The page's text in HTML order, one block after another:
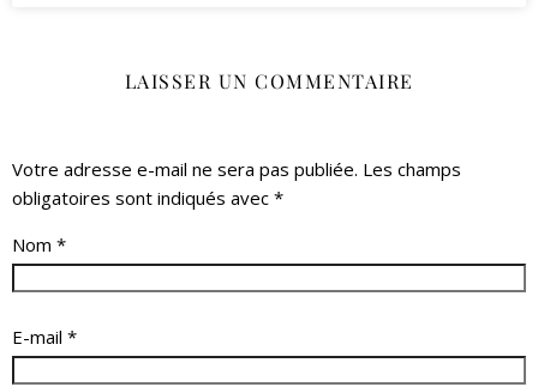
LAISSER UN COMMENTAIRE
Votre adresse e-mail ne sera pas publiée. Les champs
obligatoires sont indiqués avec *
Nom *
E-mail *